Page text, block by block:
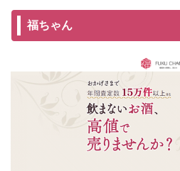
福ちゃん